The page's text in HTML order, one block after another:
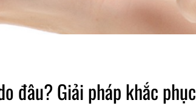
đâu? Giải pháp khắc phục